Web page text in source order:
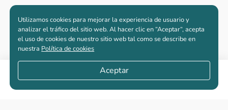
Compartir
Apartamentos nuevos
Utilizamos cookies para mejorar la experiencia de usuario y
analizar el tráfico del sitio web. Al hacer clic en “Aceptar“, acepta
el uso de cookies de nuestro sitio web tal como se describe en
nuestra Política de cookies
Aceptar